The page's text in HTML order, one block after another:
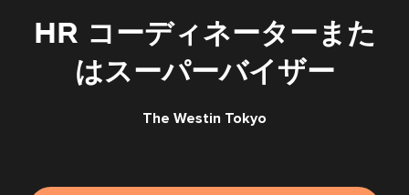
HR コーディネーターまた
はスーパーバイザー
The Westin Tokyo